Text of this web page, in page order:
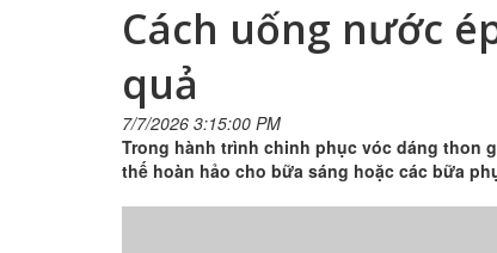
Cách uống nước
quả
7/7/2026 3:15:00 PM
Trong hành trình chinh phục vóc dáng thon
thế hoàn hảo cho bữa sáng hoặc các bữa